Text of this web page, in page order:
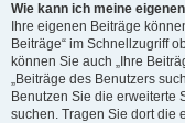
Wie kann ich meine
Ihre eigenen Beiträge
Beiträge“ im Schnellzugriff
können Sie auch „Ihre
„Beiträge des Benutzers
Benutzen Sie die erweiterte
suchen. Tragen Sie dort die